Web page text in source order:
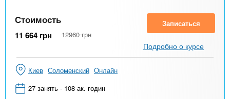
Стоимость
11 664 грн 12960 грн
Записаться
Подробно о курсе
Киев Соломенский Онлайн
27 занять - 108 ак. годин